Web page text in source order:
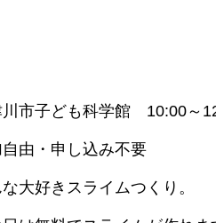
川市子ども科学館 10:00～
由・申し込み不要
大好きスライムつくり。